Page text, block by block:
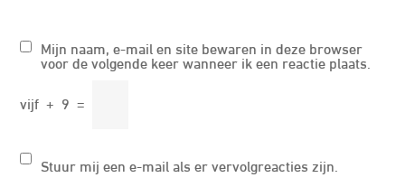
Mijn naam, e-mail en site bewaren in deze browser
voor de volgende keer wanneer ik een reactie plaats.
vijf + 9 =
Stuur mij een e-mail als er vervolgreacties zijn.